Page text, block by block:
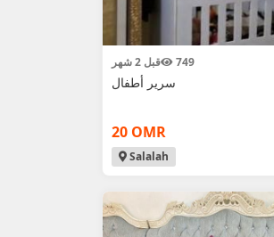
قبل 2 شهر 749
سرير أطفال
20 OMR
Salalah